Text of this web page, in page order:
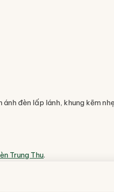
đèn lấp lánh, khung kẽm
Trung Thu.